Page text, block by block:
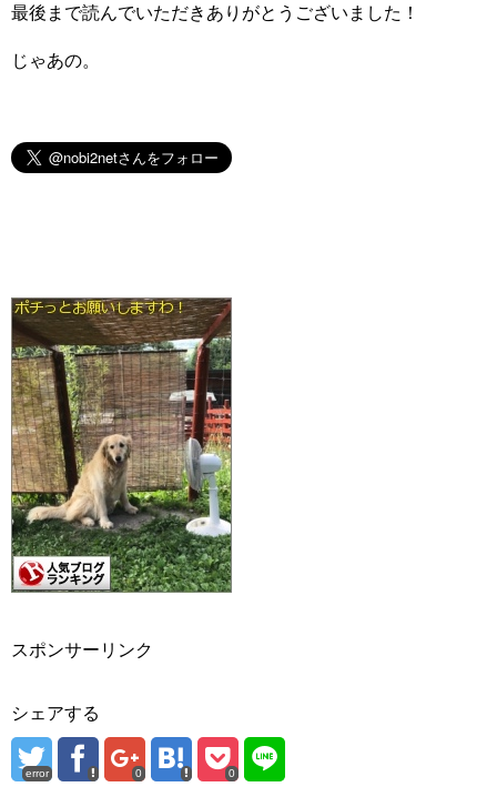
最後まで読んでいただきありがとうございました！
じゃあの。
スポンサーリンク
シェアする
error 0 0